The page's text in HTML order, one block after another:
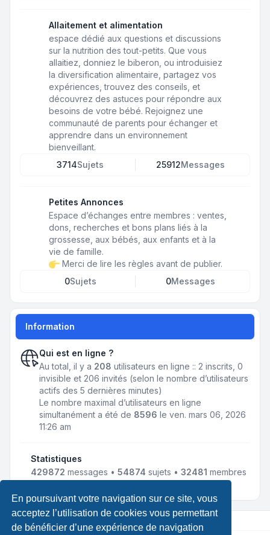
En poursuivant votre navigation sur ce site, vous
acceptez l’utilisation de cookies vous permettant
de bénéficier d’une expérience de navigation
Allaitement et alimentation
espace dédié aux questions et discussions
sur la nutrition des tout-petits. Que vous
allaitiez, donniez le biberon, ou introduisiez
la diversification alimentaire, partagez vos
expériences, trouvez des conseils, et
découvrez des astuces pour répondre aux
besoins de votre bébé. Rejoignez une
communauté de parents pour échanger et
apprendre dans un environnement
bienveillant.
3714Sujets 25912Messages
Petites Annonces
Espace d’échanges entre membres : ventes,
dons, recherches et bons plans liés à la
grossesse, aux bébés, aux enfants et à la
vie de famille.
Merci de lire les règles avant de publier.
0Sujets 0Messages
Information
Qui est en ligne ?
Au total, il y a 208 utilisateurs en ligne :: 2 inscrits, 0
invisible et 206 invités (selon le nombre d’utilisateurs
actifs des 5 dernières minutes)
Le nombre maximal d’utilisateurs en ligne
simultanément a été de 8596 le ven. mars 06, 2026
11:26 am
Statistiques
429872 messages • 54874 sujets • 32481 membres